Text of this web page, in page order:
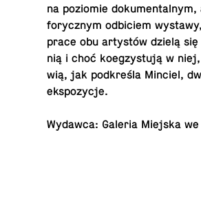
na po­zio­mie
fo­rycz­nym od­bi­ciem
prace obu ar­ty­stów dzielą
nią i choć ko­eg­zy­stu­ją w
wią, jak pod­kre­śla Minciel,
ekspozycje.
Wydawca: Galeria Miejska we